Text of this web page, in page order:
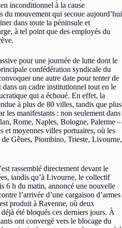
inconditionnel à la cause
du mouvement qui secoue aujourd’hui
dans toute la péninsule et
à tel point que des employés du
pour une journée de lutte dont le
confédération syndicale du
une autre date pour tenter de
dans un cadre institutionnel tout en le
qui a échoué. En effet, la
à plus de 80 villes, tandis que plus
les manifestants : non seulement dans
Rome, Naples, Bologne, Palerme –
et moyennes villes portuaires, où les
Gênes, Piombino, Trieste, Livourne,
rassemblé directement devant le
tandis qu’à Livourne, le collectif
6 h du matin, annoncé une nouvelle
l’arrivée d’une cargaison d’armes
produit à Ravenne, où deux
été bloqués ces derniers jours. À
ont convergé vers le blocage du